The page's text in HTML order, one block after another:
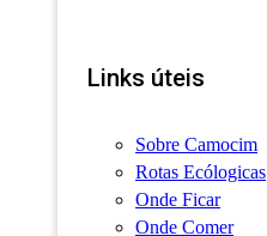
Links úteis
Sobre Camocim
Rotas Ecólogicas
Onde Ficar
Onde Comer